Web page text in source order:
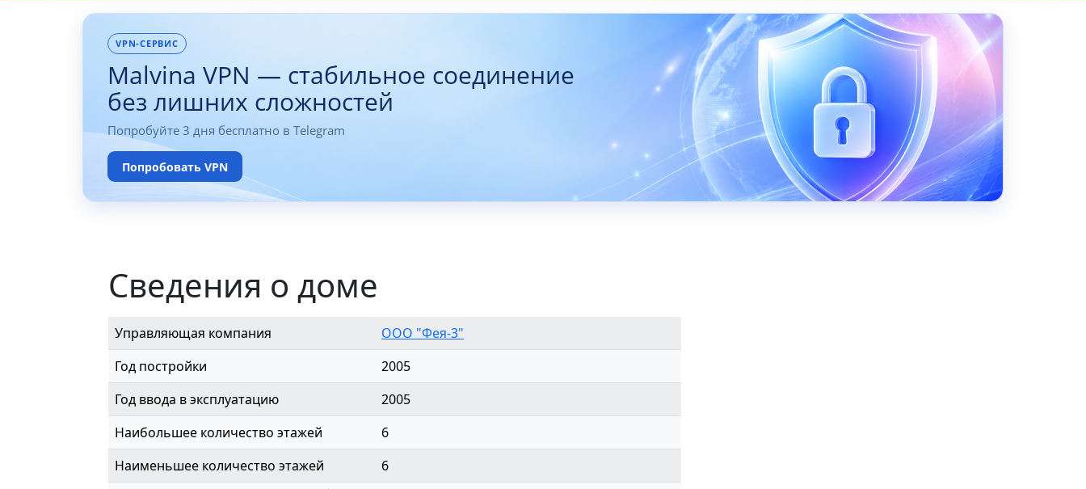
VPN-СЕРВИС
Malvina VPN — стабильное соединение
без лишних сложностей
Попробуйте 3 дня бесплатно в Telegram
Попробовать VPN
Сведения о доме
Управляющая компания
ООО "Фея-3"
Год постройки
2005
Год ввода в эксплуатацию
2005
Наибольшее количество этажей
6
Наименьшее количество этажей
6